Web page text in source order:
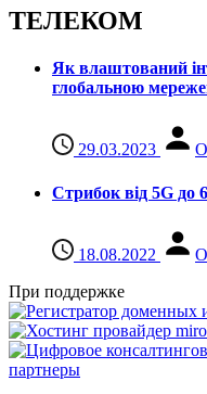
ТЕЛЕКОМ
Як влаштований
глобальною
29.03.2023
Стрибок від 5G до
18.08.2022
При поддержке